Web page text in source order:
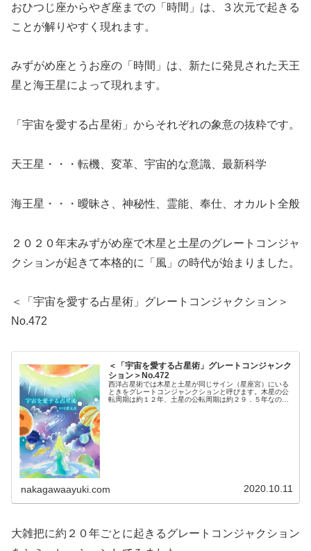
おひつじ座からやぎ座までの「時間」は、３次元で起きる
ことが解りやすく現れます。
みずがめ座とうお座の「時間」は、新たに発見された天王
星と海王星によって現れます。
「宇宙を愛する占星術」からそれぞれの象意の抜粋です。
天王星・・・転機、変革、宇宙的な意識、最新科学
海王星・・・曖昧さ、神秘性、霊能、奉仕、オカルト全般
２０２０年末みずがめ座で木星と土星のグレートコンジャ
クションが起きて本格的に「風」の時代が始まりました。
＜「宇宙を愛する占星術」グレートコンジャクション＞
No.472
＜「宇宙を愛する占星術」グレートコンジャンク
ション＞No.472
西洋占星術では木星と土星が同じサイン（星座宮）にいる
ときをグレートコンジャンクションと呼びます。木星の公
転周期は約１２年、土星の公転周期は約２９．５年なので
nakagawaayuki.com 2020.10.11
大雑把に約２０年ごとに起きるグレートコンジャクション